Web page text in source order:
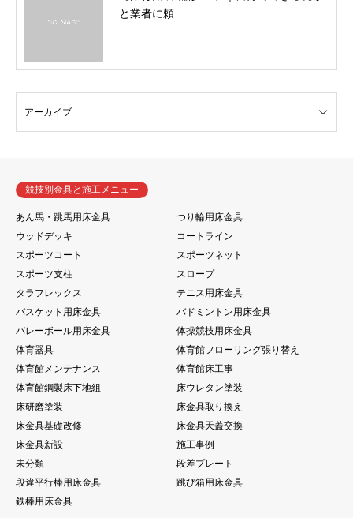
と業者に頼...
競技別金具と施工メニュー
あん馬・跳馬用床金具
つり輪用床金具
ウッドデッキ
コートライン
スポーツコート
スポーツネット
スポーツ支柱
スロープ
タラフレックス
テニス用床金具
バスケット用床金具
バドミントン用床金具
バレーボール用床金具
体操競技用床金具
体育器具
体育館フローリング張り替え
体育館メンテナンス
体育館床工事
体育館鋼製床下地組
床ウレタン塗装
床研磨塗装
床金具取り換え
床金具基礎改修
床金具天蓋交換
床金具新設
施工事例
未分類
段差プレート
段違平行棒用床金具
跳び箱用床金具
鉄棒用床金具